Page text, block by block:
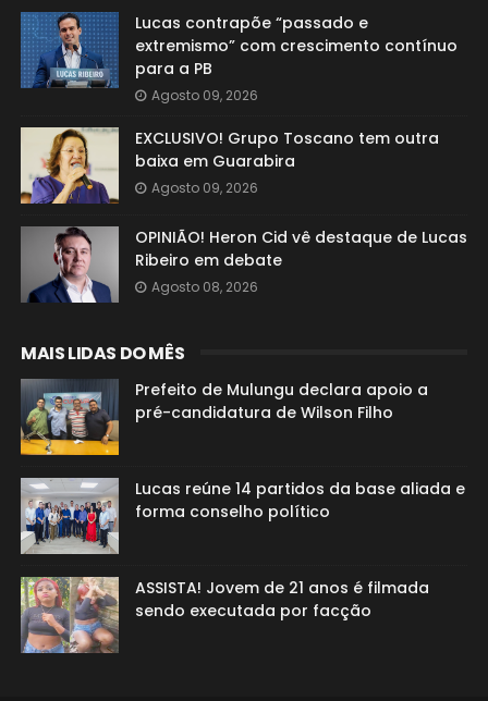
Lucas contrapõe “passado e
extremismo” com crescimento contínuo
para a PB
Agosto 09, 2026
EXCLUSIVO! Grupo Toscano tem outra
baixa em Guarabira
Agosto 09, 2026
OPINIÃO! Heron Cid vê destaque de Lucas
Ribeiro em debate
Agosto 08, 2026
MAIS LIDAS DO MÊS
Prefeito de Mulungu declara apoio a
pré-candidatura de Wilson Filho
Lucas reúne 14 partidos da base aliada e
forma conselho político
ASSISTA! Jovem de 21 anos é filmada
sendo executada por facção